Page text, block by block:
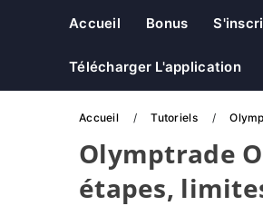
Accueil Bonus
Télécharger L'application
Accueil Tutoriels
Olymptrade
étapes,